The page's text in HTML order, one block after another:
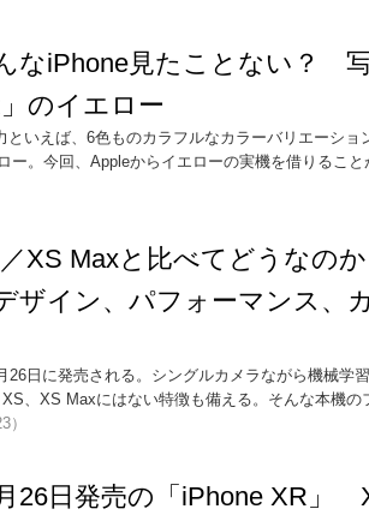
なiPhone見たことない？
のイエロー
といえば、6色ものカラフルなカラーバリエーシ
ー。今回、Appleからイエローの実機を借りるこ
XS Maxと比べてどうなの
ザイン、パフォーマンス、
26日に発売される。シングルカメラながら機械学
、XS Maxにはない特徴も備える。そんな本機
）
26日発売の「iPhone XR」